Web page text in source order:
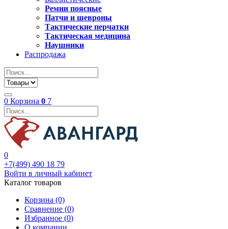
Ремни поясные
Патчи и шевроны
Тактические перчатки
Тактическая медицина
Наушники
Распродажа
0 Корзина 0 7
0
+7(499) 490 18 79
Войти в личный кабинет
Каталог товаров
Корзина (0)
Сравнение (0)
Избранное (0)
О компании